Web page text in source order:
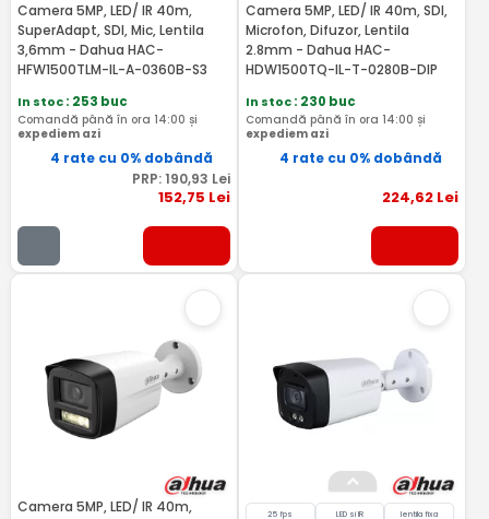
Camera 5MP, LED/ IR 40m,
SuperAdapt, SDI, Mic, Lentila
3,6mm - Dahua HAC-
HFW1500TLM-IL-A-0360B-S3
In stoc: 253 buc
Comandă până în ora 14:00 și
expediem azi
4 rate cu 0% dobândă
PRP: 190,93 Lei
152,75 Lei
Camera 5MP, LED/ IR 40m, SDI,
Microfon, Difuzor, Lentila
2.8mm - Dahua HAC-
HDW1500TQ-IL-T-0280B-DIP
In stoc: 230 buc
Comandă până în ora 14:00 și
expediem azi
4 rate cu 0% dobândă
224,62 Lei
Camera 5MP, LED/ IR 40m,
25 fps LED si IR lentila fixa